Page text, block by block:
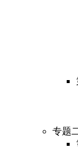
专题